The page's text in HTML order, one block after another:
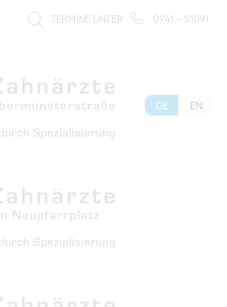
TERMINE UNTER 0941 - 51091
DE EN